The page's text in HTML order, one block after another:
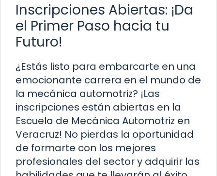
Inscripciones Abiertas: ¡Da
el Primer Paso hacia tu
Futuro!
¿Estás listo para embarcarte en una
emocionante carrera en el mundo de
la mecánica automotriz? ¡Las
inscripciones están abiertas en la
Escuela de Mecánica Automotriz en
Veracruz! No pierdas la oportunidad
de formarte con los mejores
profesionales del sector y adquirir las